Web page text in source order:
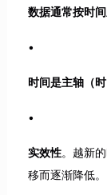
数据通常按时间
时间是主轴（
实效性。越新
移而逐渐降低。